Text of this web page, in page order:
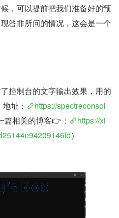
，可以提前把我们准备好的预
答非所问的情况，这会是一个
控制台的文字输出效果，用的
址：
https://spectreconsol
篇相关的博客👉：
https://xi
）